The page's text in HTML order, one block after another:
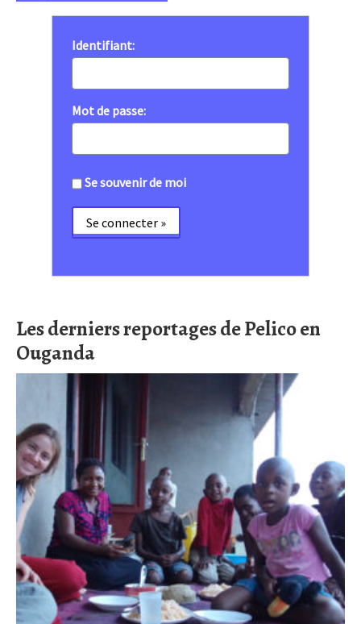
Identifiant:
Mot de passe:
Se souvenir de moi
Les derniers reportages de Pelico en
Ouganda